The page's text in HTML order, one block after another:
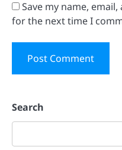
Save my name,
for the next time I
Search